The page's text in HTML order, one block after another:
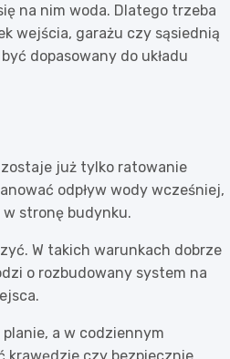
na nim woda. Dlatego trzeba
wejścia, garażu czy sąsiednią
dopasowany do układu
zostaje już tylko ratowanie
odpływ wody wcześniej,
w stronę budynku.
W takich warunkach dobrze
o rozbudowany system na
a w codziennym